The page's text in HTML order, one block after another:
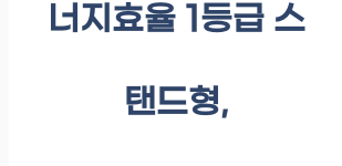
너지효율 1등급 스
탠드형,